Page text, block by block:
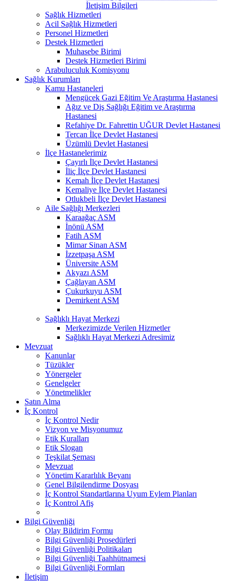
İletişim Bilgileri
Sağlık Hizmetleri
Acil Sağlık Hizmetleri
Personel Hizmetleri
Destek Hizmetleri
Muhasebe Birimi
Destek Hizmetleri Birimi
Arabuluculuk Komisyonu
Sağlık Kurumları
Kamu Hastaneleri
Mengücek Gazi Eğitim Ve Araştırma Hastanesi
Ağız ve Diş Sağlığı Eğitim ve Araştırma
Hastanesi
Refahiye Dr. Fahrettin UĞUR Devlet Hastanesi
Tercan İlçe Devlet Hastanesi
Üzümlü Devlet Hastanesi
İlçe Hastanelerimiz
Çayırlı İlçe Devlet Hastanesi
İliç İlçe Devlet Hastanesi
Kemah İlçe Devlet Hastanesi
Kemaliye İlçe Devlet Hastanesi
Otlukbeli İlçe Devlet Hastanesi
Aile Sağlığı Merkezleri
Karaağaç ASM
İnönü ASM
Fatih ASM
Mimar Sinan ASM
İzzetpaşa ASM
Üniversite ASM
Akyazı ASM
Çağlayan ASM
Çukurkuyu ASM
Demirkent ASM
Sağlıklı Hayat Merkezi
Merkezimizde Verilen Hizmetler
Sağlıklı Hayat Merkezi Adresimiz
Mevzuat
Kanunlar
Tüzükler
Yönergeler
Genelgeler
Yönetmelikler
Satın Alma
İç Kontrol
İç Kontrol Nedir
Vizyon ve Misyonumuz
Etik Kuralları
Etik Slogan
Teşkilat Şeması
Mevzuat
Yönetim Kararlılık Beyanı
Genel Bilgilendirme Dosyası
İç Kontrol Standartlarına Uyum Eylem Planları
İç Kontrol Afiş
Bilgi Güvenliği
Olay Bildirim Formu
Bilgi Güvenliği Prosedürleri
Bilgi Güvenliği Politikaları
Bilgi Güvenliği Taahhütnamesi
Bilgi Güvenliği Formları
İletişim